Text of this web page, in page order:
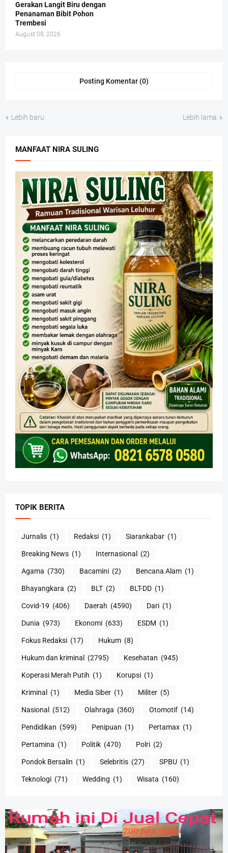
Gerakan Langit Biru dengan
Penanaman Bibit Pohon
Trembesi
August 08, 2026
Posting Komentar (0)
Lebih baru Lebih lama
MANFAAT NIRA SULING
TOPIK BERITA
Jurnalis (1) Redaksi (1) Siarankabar (1)
Breaking News (1) Internasional (2)
Agama (730) Bacamini (2) Bencana Alam (1)
Bhayangkara (2) BLT (2) BLT-DD (1)
Covid-19 (406) Daerah (4590) Dari (1)
Dunia (973) Ekonomi (633) ESDM (1)
Fokus Redaksi (17) Hukum (8)
Hukum dan kriminal (2795) Kesehatan (945)
Koperasi Merah Putih (1) Korupsi (1)
Kriminal (1) Media Siber (1) Militer (5)
Nasional (512) Olahraga (360) Otomotif (14)
Pendidikan (599) Penipuan (1) Pertamax (1)
Pertamina (1) Politik (470) Polri (2)
Pondok Bersalin (1) Selebritis (27) SPBU (1)
Teknologi (71) Wedding (1) Wisata (160)